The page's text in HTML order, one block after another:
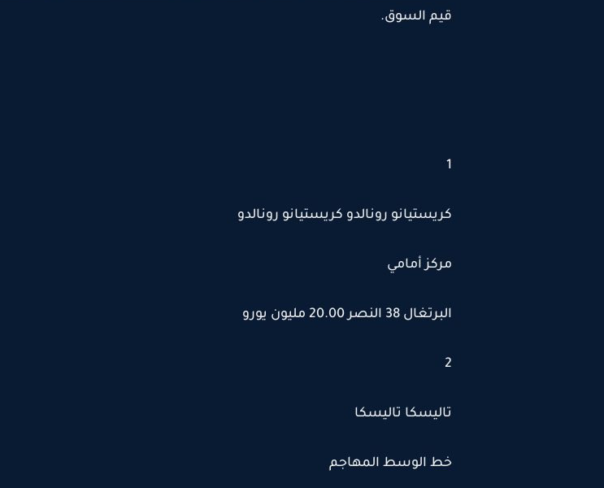
قيم السوق.
1
كريستيانو رونالدو كريستيانو رونالدو
مركز أمامي
البرتغال 38 النصر 20.00 مليون يورو
2
تاليسكا تاليسكا
خط الوسط المهاجم